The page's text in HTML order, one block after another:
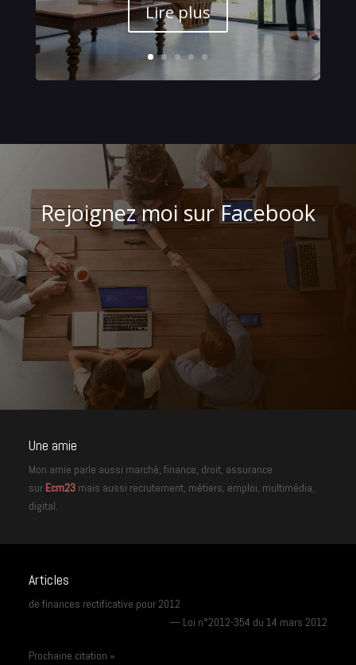
Lire plus
Rejoignez moi sur Facebook
Une amie
Mon amie parle aussi marché, finance, droit, assurance
sur Ecm23mais aussi recrutement, métiers, emploi, multimédia,
digital.
Articles
de finances rectificative pour 2012
— Loi n°2012-354 du 14 mars 2012
Prochaine citation »